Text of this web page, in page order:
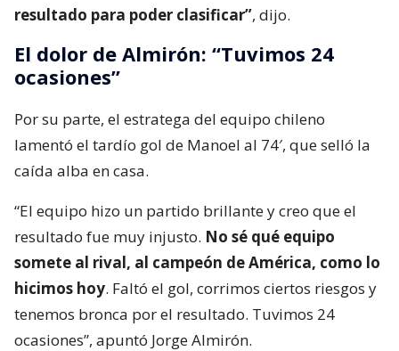
resultado para poder clasificar”, dijo.
El dolor de Almirón: “Tuvimos 24
ocasiones”
Por su parte, el estratega del equipo chileno
lamentó el tardío gol de Manoel al 74′, que selló la
caída alba en casa.
“El equipo hizo un partido brillante y creo que el
resultado fue muy injusto. No sé qué equipo
somete al rival, al campeón de América, como lo
hicimos hoy. Faltó el gol, corrimos ciertos riesgos y
tenemos bronca por el resultado. Tuvimos 24
ocasiones”, apuntó Jorge Almirón.